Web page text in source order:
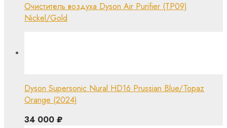
Очиститель воздуха Dyson Air Purifier (TP09)
Nickel/Gold
Dyson Supersonic Nural HD16 Prussian Blue/Topaz
Orange (2024)
34 000 ₽